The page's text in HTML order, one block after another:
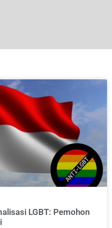
LGBT: Pemohon